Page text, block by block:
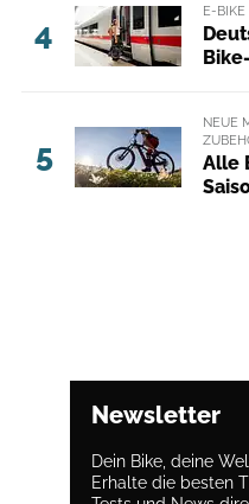
4
E-BIKE
5
NEUE
Alle
Newsletter
Dein Bike, deine
Erhalte die besten